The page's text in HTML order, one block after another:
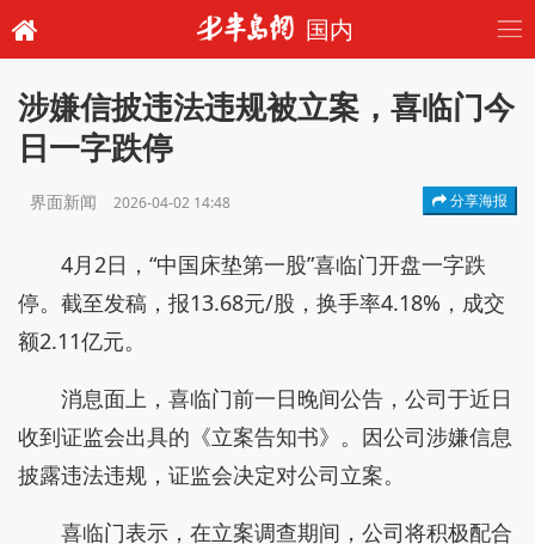
国内
涉嫌信披违法违规被立案，喜临门今
日一字跌停
界面新闻 2026-04-02 14:48 分享海报
4月2日，“中国床垫第一股”喜临门开盘一字跌
停。截至发稿，报13.68元/股，换手率4.18%，成交
额2.11亿元。
消息面上，喜临门前一日晚间公告，公司于近日
收到证监会出具的《立案告知书》。因公司涉嫌信息
披露违法违规，证监会决定对公司立案。
喜临门表示，在立案调查期间，公司将积极配合